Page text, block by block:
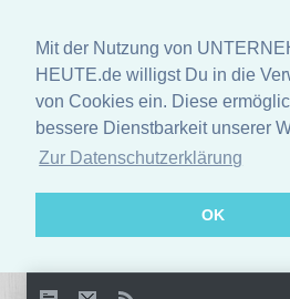
Mit der Nutzung von
HEUTE.de willigst Du in die
von Cookies ein. Diese
bessere Dienstbarkeit unserer
Zur Datenschutzerklärung
OK